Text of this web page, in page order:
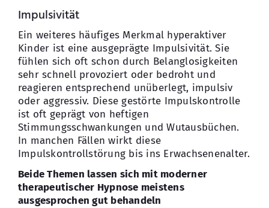
Impulsivität
Ein weiteres häufiges Merkmal hyperaktiver
Kinder ist eine ausgeprägte Impulsivität. Sie
fühlen sich oft schon durch Belanglosigkeiten
sehr schnell provoziert oder bedroht und
reagieren entsprechend unüberlegt, impulsiv
oder aggressiv. Diese gestörte Impulskontrolle
ist oft geprägt von heftigen
Stimmungsschwankungen und Wutausbüchen.
In manchen Fällen wirkt diese
Impulskontrollstörung bis ins Erwachsenenalter.
Beide Themen lassen sich mit moderner
therapeutischer Hypnose meistens
ausgesprochen gut behandeln